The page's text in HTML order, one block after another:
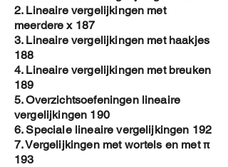
2. Lineaire vergelijkingen met
meerdere x 187
3. Lineaire vergelijkingen met haakjes
188
4. Lineaire vergelijkingen met breuken
189
5. Overzichtsoefeningen lineaire
vergelijkingen 190
6. Speciale lineaire vergelijkingen 192
7. Vergelijkingen met wortels en met π
193